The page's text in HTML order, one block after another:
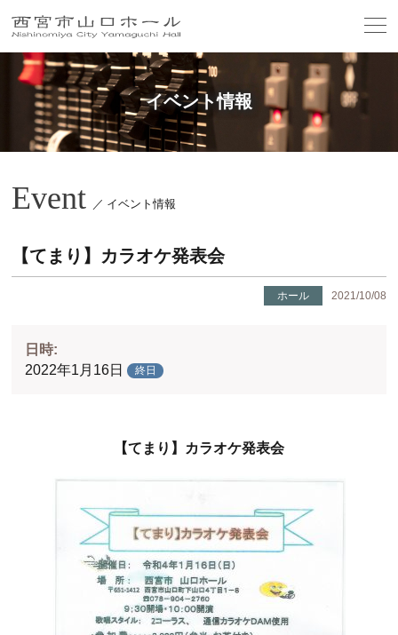
イベント情報
Event ／ イベント情報
【てまり】カラオケ発表会
ホール 2021/10/08
日時:
2022年1月16日
終日
【てまり】カラオケ発表会